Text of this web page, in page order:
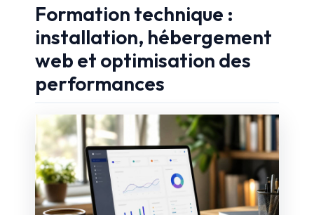
Formation technique :
installation, hébergement
web et optimisation des
performances